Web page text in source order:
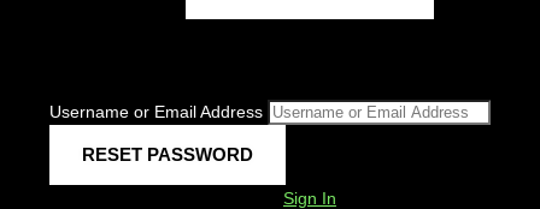
Username or Email Address
Sign In